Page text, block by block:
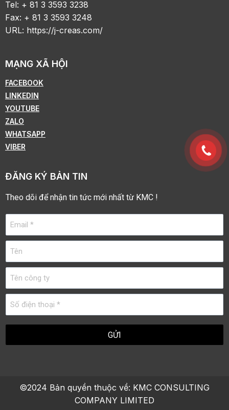
Tel: + 81 3 3593 3238
Fax: + 81 3 3593 3248
URL: https://j-creas.com/
MẠNG XÃ HỘI
FACEBOOK
LINKEDIN
YOUTUBE
ZALO
WHATSAPP
VIBER
ĐĂNG KÝ BẢN TIN
Theo dõi để nhận tin tức mới nhất từ KMC !
©2024 Bản quyền thuộc về: KMC CONSULTING
COMPANY LIMITED